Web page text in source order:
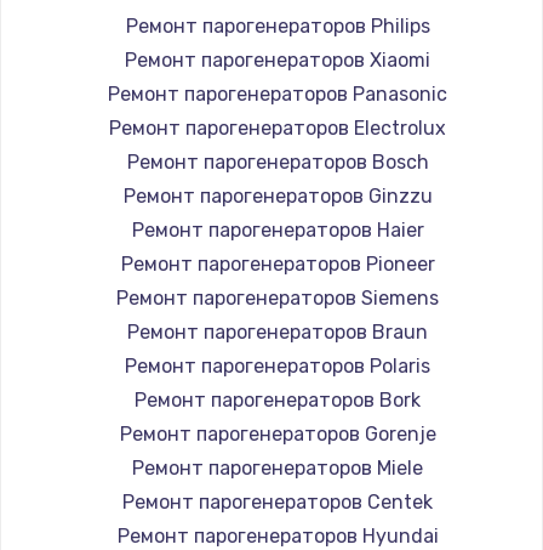
Ремонт парогенераторов Philips
Ремонт парогенераторов Xiaomi
Ремонт парогенераторов Panasonic
Ремонт парогенераторов Electrolux
Ремонт парогенераторов Bosch
Ремонт парогенераторов Ginzzu
Ремонт парогенераторов Haier
Ремонт парогенераторов Pioneer
Ремонт парогенераторов Siemens
Ремонт парогенераторов Braun
Ремонт парогенераторов Polaris
Ремонт парогенераторов Bork
Ремонт парогенераторов Gorenje
Ремонт парогенераторов Miele
Ремонт парогенераторов Centek
Ремонт парогенераторов Hyundai